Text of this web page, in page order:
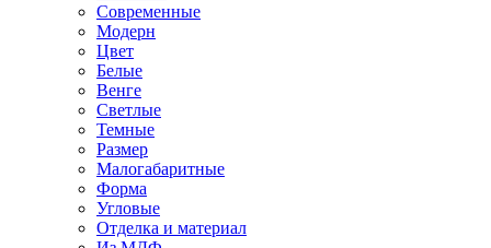
Современные
Модерн
Цвет
Белые
Венге
Светлые
Темные
Размер
Малогабаритные
Форма
Угловые
Отделка и материал